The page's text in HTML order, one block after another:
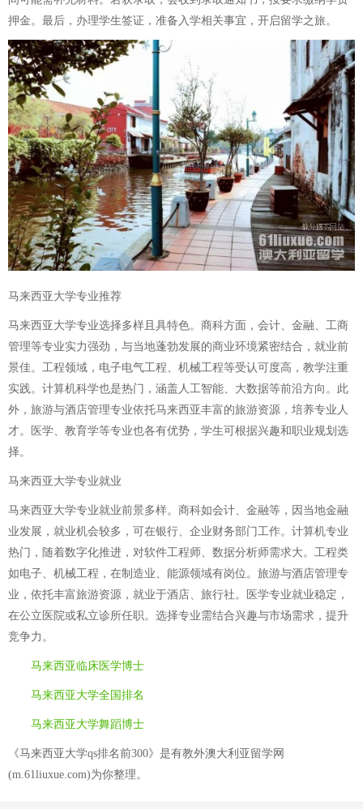
押金。最后，办理学生签证，准备入学相关事宜，开启留学之旅。
马来西亚大学专业推荐
马来西亚大学专业选择多样且具特色。商科方面，会计、金融、工商
管理等专业实力强劲，与当地蓬勃发展的商业环境紧密结合，就业前
景佳。工程领域，电子电气工程、机械工程等受认可度高，教学注重
实践。计算机科学也是热门，涵盖人工智能、大数据等前沿方向。此
外，旅游与酒店管理专业依托马来西亚丰富的旅游资源，培养专业人
才。医学、教育学等专业也各有优势，学生可根据兴趣和职业规划选
择。
马来西亚大学专业就业
马来西亚大学专业就业前景多样。商科如会计、金融等，因当地金融
业发展，就业机会较多，可在银行、企业财务部门工作。计算机专业
热门，随着数字化推进，对软件工程师、数据分析师需求大。工程类
如电子、机械工程，在制造业、能源领域有岗位。旅游与酒店管理专
业，依托丰富旅游资源，就业于酒店、旅行社。医学专业就业稳定，
在公立医院或私立诊所任职。选择专业需结合兴趣与市场需求，提升
竞争力。
马来西亚临床医学博士
马来西亚大学全国排名
马来西亚大学舞蹈博士
《马来西亚大学qs排名前300》是有教外澳大利亚留学网
(m.61liuxue.com)为你整理。